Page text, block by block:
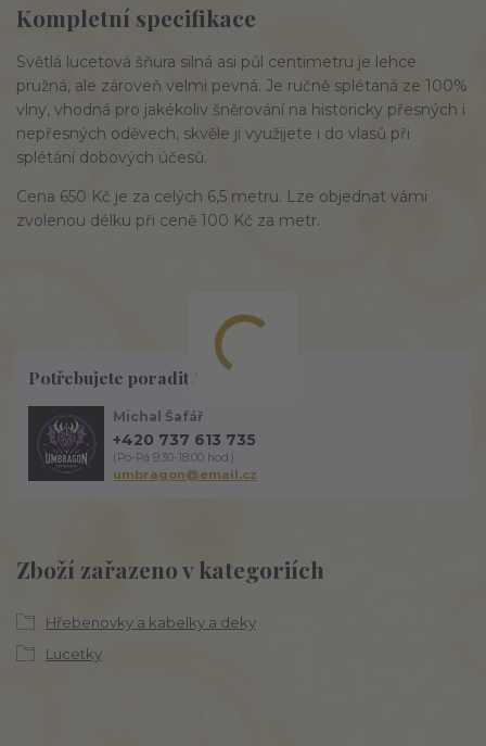
Kompletní specifikace
Světlá lucetová šňura silná asi půl centimetru je lehce
pružná, ale zároveň velmi pevná. Je ručně splétaná ze 100%
vlny, vhodná pro jakékoliv šněrování na historicky přesných i
nepřesných oděvech, skvěle ji využijete i do vlasů při
splétání dobových účesů.
Cena 650 Kč je za celých 6,5 metru. Lze objednat vámi
zvolenou délku při ceně 100 Kč za metr.
Zboží zařazeno v kategoriích
Hřebenovky a kabelky a deky
Lucetky
Potřebujete poradit?
Michal Šafář
+420 737 613 735
(Po-Pá 9:30-18:00 hod.)
umbragon@email.cz